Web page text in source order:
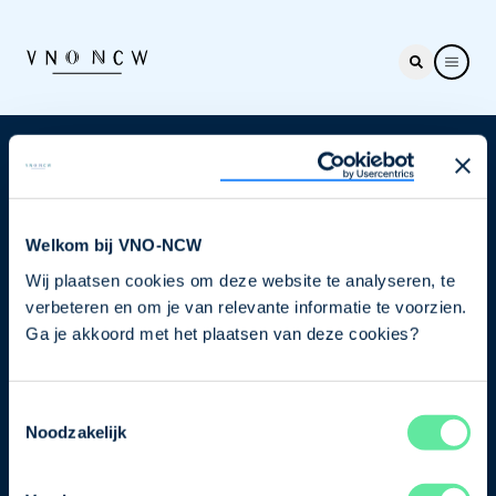
Welkom bij VNO-NCW
Wij plaatsen cookies om deze website te analyseren, te
verbeteren en om je van relevante informatie te voorzien.
Ga je akkoord met het plaatsen van deze cookies?
Noodzakelijk
Nieuwsbrief
je nu in voor de VNO-NCW nieuwsbrief.
Schrijf je in
Direct naar
Ons verhaal